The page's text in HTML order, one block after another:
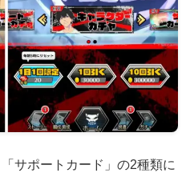
サポートカード」の2種類に